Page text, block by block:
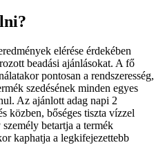
elérése érdekében
beadási ajánlásokat. A fő
pontosan a rendszeresség,
szedésének minden egyes
Az ajánlott adag napi 2
közben, bőséges tiszta vízzel
betartja a termék
kaphatja a legkifejezettebb